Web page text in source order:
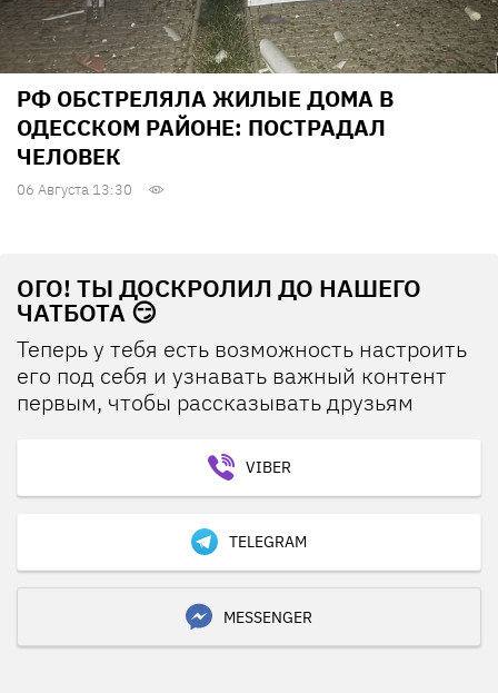
РФ ОБСТРЕЛЯЛА ЖИЛЫЕ ДОМА В
ОДЕССКОМ РАЙОНЕ: ПОСТРАДАЛ
ЧЕЛОВЕК
06 Августа 13:30
ОГО! ТЫ ДОСКРОЛИЛ ДО НАШЕГО
ЧАТБОТА 😏
Теперь у тебя есть возможность настроить
его под себя и узнавать важный контент
первым, чтобы рассказывать друзьям
VIBER
TELEGRAM
MESSENGER